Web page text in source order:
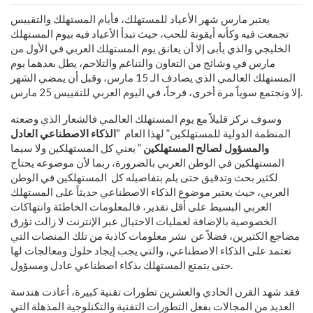
يعتبر مارس شهر الأعياد للمستهلك، فأيام المستهلك والتقييس
تجمعت فيه وكأنه أيقونة للحب، حيث تبدأ الأعياد فيه بيوم المستهلك
الخليجي والذي يأبى إلا أن يعانق يوم المستهلك العربي في الأول من
مارس في وشائج من التعاون والتناغم والتلاحم، يطل بعدهما يوم
المستهلك العالمي الذي يصادف الـ 15 مارس، وقبل أن يمضي الشهر
إلا ونجتمع سوياً مرة أخرى، فرحاً، في اليوم العربي للتقييس 25 مارس.
وسوف نركز قليلاً مع يوم المستهلك العالمي فالشعار الذي وضعته
المنظمة الدولية للمستهلكين” لهذا العام “الذكاء الاصطناعي العادل
والمسؤول لصالح المستهلكين ” يعني كل المستهلكين ولا سيما
المستهلكين في الوطن العربي بالضرورة، ربما لأن موضوعه يحتاج
لكثير بحث وتدقيق حتى يلم بتفاصيله كل المستهلكين في الوطن
العربي، حيث يعتبر موضوع الذكاء الاصطناعي حديثاً على المستهلك
العربي البسيط على أقل تقدير، فالمعلومات الخاطئة وانتهاكات
الخصوصية بالإضافة لعمليات الاحتيال عبر الإنترنت لا زالت تؤرق
مضاجع الكثيرين، فضلاً عن نشر معلومات كاذبة من تلك المنصات التي
تعتمد على الذكاء الاصطناعي، والتي يجب إيجاد حلول ومعالجات لها
حتى يتمتع المستهلك بذكاء اصطناعي عادل ومسؤول.
فقد شهد القرن الحادي والعشرين تطورات تقنية كبيرة، أعادت هندسة
العديد من المجالات بفعل التطورات التقنية والتكنلوجية المذهلة التي